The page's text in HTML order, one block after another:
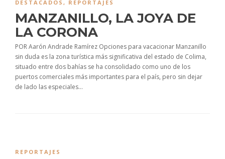
DESTACADOS , REPORTAJES
MANZANILLO, LA JOYA DE
LA CORONA
POR Aarón Andrade Ramírez Opciones para vacacionar Manzanillo
sin duda es la zona turística más significativa del estado de Colima,
situado entre dos bahías se ha consolidado como uno de los
puertos comerciales más importantes para el país, pero sin dejar
de lado las especiales...
REPORTAJES